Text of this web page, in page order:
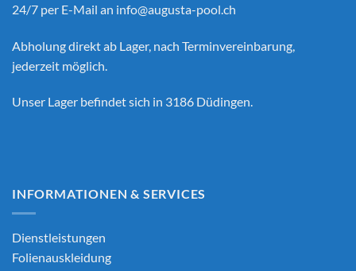
24/7 per E-Mail an info@augusta-pool.ch
Abholung direkt ab Lager, nach Terminvereinbarung,
jederzeit möglich.
Unser Lager befindet sich in 3186 Düdingen.
INFORMATIONEN & SERVICES
Dienstleistungen
Folienauskleidung